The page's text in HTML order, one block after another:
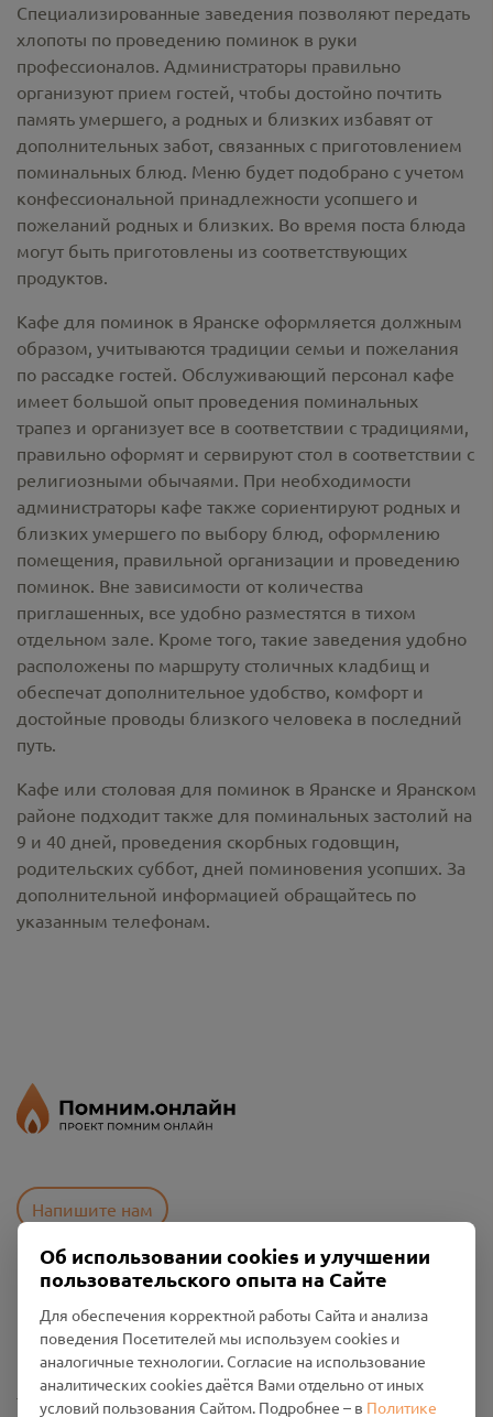
Специализированные заведения позволяют передать
хлопоты по проведению поминок в руки
профессионалов. Администраторы правильно
организуют прием гостей, чтобы достойно почтить
память умершего, а родных и близких избавят от
дополнительных забот, связанных с приготовлением
поминальных блюд. Меню будет подобрано с учетом
конфессиональной принадлежности усопшего и
пожеланий родных и близких. Во время поста блюда
могут быть приготовлены из соответствующих
продуктов.
Кафе для поминок в Яранске оформляется должным
образом, учитываются традиции семьи и пожелания
по рассадке гостей. Обслуживающий персонал кафе
имеет большой опыт проведения поминальных
трапез и организует все в соответствии с традициями,
правильно оформят и сервируют стол в соответствии с
религиозными обычаями. При необходимости
администраторы кафе также сориентируют родных и
близких умершего по выбору блюд, оформлению
помещения, правильной организации и проведению
поминок. Вне зависимости от количества
приглашенных, все удобно разместятся в тихом
отдельном зале. Кроме того, такие заведения удобно
расположены по маршруту столичных кладбищ и
обеспечат дополнительное удобство, комфорт и
достойные проводы близкого человека в последний
путь.
Кафе или столовая для поминок в Яранске и Яранском
районе подходит также для поминальных застолий на
9 и 40 дней, проведения скорбных годовщин,
родительских суббот, дней поминовения усопших. За
дополнительной информацией обращайтесь по
указанным телефонам.
Напишите нам
Политика конфиденциальности
Промо-материалы
Настройки cookies
Об использовании cookies и улучшении
пользовательского опыта на Сайте
Для обеспечения корректной работы Сайта и анализа
поведения Посетителей мы используем cookies и
аналогичные технологии. Согласие на использование
аналитических cookies даётся Вами отдельно от иных
условий пользования Сайтом. Подробнее – в Политике